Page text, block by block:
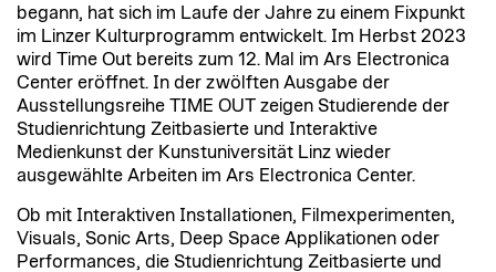
begann, hat sich im Laufe der Jahre zu einem Fixpunkt
im Linzer Kulturprogramm entwickelt. Im Herbst 2023
wird Time Out bereits zum 12. Mal im Ars Electronica
Center eröffnet. In der zwölften Ausgabe der
Ausstellungsreihe TIME OUT zeigen Studierende der
Studienrichtung Zeitbasierte und Interaktive
Medienkunst der Kunstuniversität Linz wieder
ausgewählte Arbeiten im Ars Electronica Center.
Ob mit Interaktiven Installationen, Filmexperimenten,
Visuals, Sonic Arts, Deep Space Applikationen oder
Performances, die Studienrichtung Zeitbasierte und